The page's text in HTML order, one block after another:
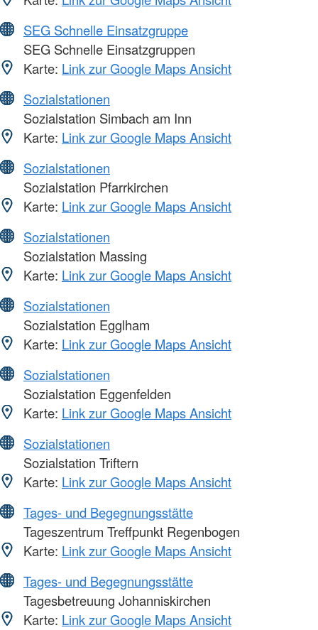
SEG Schnelle Einsatzgruppe
SEG Schnelle Einsatzgruppen
Karte: Link zur Google Maps Ansicht
Sozialstationen
Sozialstation Simbach am Inn
Karte: Link zur Google Maps Ansicht
Sozialstationen
Sozialstation Pfarrkirchen
Karte: Link zur Google Maps Ansicht
Sozialstationen
Sozialstation Massing
Karte: Link zur Google Maps Ansicht
Sozialstationen
Sozialstation Egglham
Karte: Link zur Google Maps Ansicht
Sozialstationen
Sozialstation Eggenfelden
Karte: Link zur Google Maps Ansicht
Sozialstationen
Sozialstation Triftern
Karte: Link zur Google Maps Ansicht
Tages- und Begegnungsstätte
Tageszentrum Treffpunkt Regenbogen
Karte: Link zur Google Maps Ansicht
Tages- und Begegnungsstätte
Tagesbetreuung Johanniskirchen
Karte: Link zur Google Maps Ansicht